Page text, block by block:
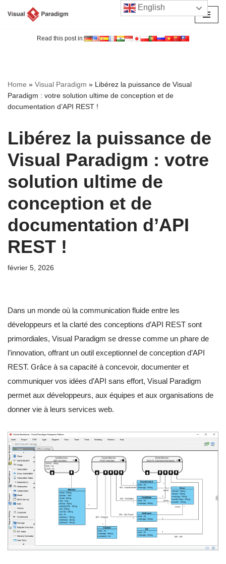
Read this post in:
Home » Visual Paradigm » Libérez la puissance de Visual
Paradigm : votre solution ultime de conception et de
documentation d’API REST !
Libérez la puissance de
Visual Paradigm : votre
solution ultime de
conception et de
documentation d’API
REST !
février 5, 2026
Dans un monde où la communication fluide entre les
développeurs et la clarté des conceptions d’API REST sont
primordiales, Visual Paradigm se dresse comme un phare de
l’innovation, offrant un outil exceptionnel de conception d’API
REST. Grâce à sa capacité à concevoir, documenter et
communiquer vos idées d’API sans effort, Visual Paradigm
permet aux développeurs, aux équipes et aux organisations de
donner vie à leurs services web.
English